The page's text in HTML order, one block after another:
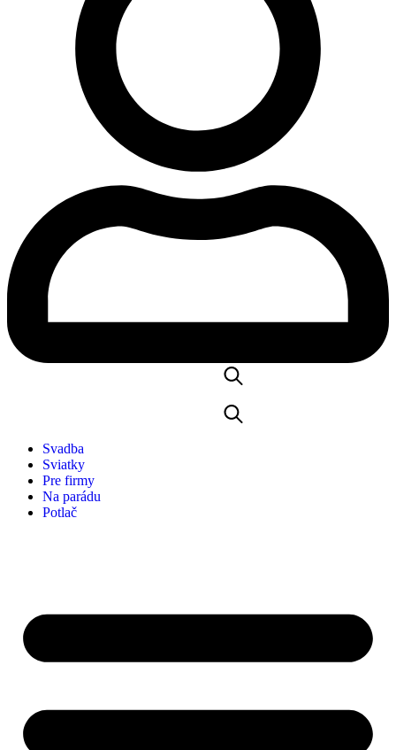
Svadba
Sviatky
Pre firmy
Na parádu
Potlač